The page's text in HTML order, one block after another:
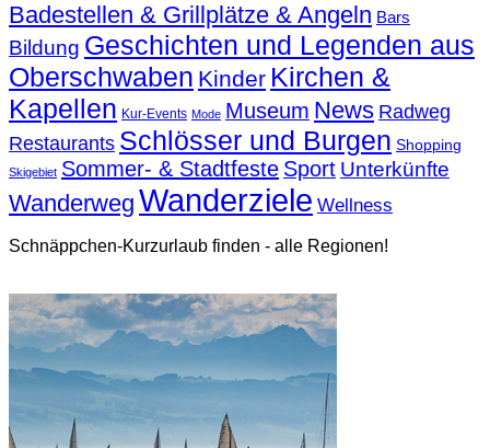
Badestellen & Grillplätze & Angeln Bars
Bildung Geschichten und Legenden aus
Oberschwaben Kinder Kirchen &
Kapellen Kur-Events Mode Museum News Radweg
Restaurants Schlösser und Burgen Shopping
Skigebiet Sommer- & Stadtfeste Sport Unterkünfte
Wanderweg Wanderziele Wellness
Schnäppchen-Kurzurlaub finden - alle Regionen!